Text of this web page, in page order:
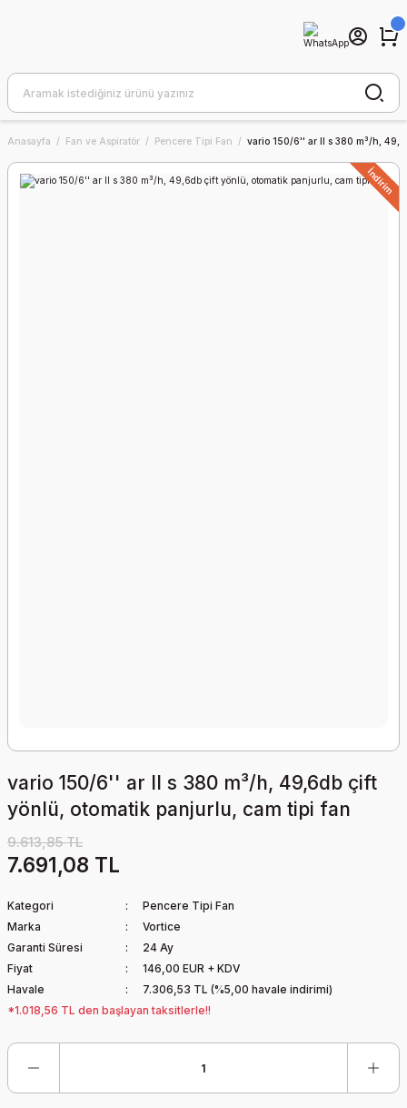
Anasayfa Fan ve Aspiratör Pencere Tipi Fan vario 150/6'' ar ll s 380 m³/h,
İndirim
vario 150/6'' ar ll s 380 m³/h, 49,6db çift
yönlü, otomatik panjurlu, cam tipi fan
9.613,85 TL
7.691,08 TL
Kategori
Pencere Tipi Fan
Marka
Vortice
Garanti Süresi
24 Ay
Fiyat
146,00 EUR + KDV
Havale
7.306,53 TL (%5,00 havale indirimi)
*1.018,56 TL den başlayan taksitlerle!!